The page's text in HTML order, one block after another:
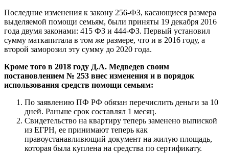
Последние изменения к закону 256-ФЗ, касающиеся размера
выделяемой помощи семьям, были приняты 19 декабря 2016
года двумя законами: 415 ФЗ и 444-ФЗ. Первый установил
сумму маткапитала в том же размере, что и в 2016 году, а
второй заморозил эту сумму до 2020 года.
Кроме того в 2018 году Д.А. Медведев своим
постановлением № 253 внес изменения и в порядок
использования средств помощи семьям:
По заявлению ПФ РФ обязан перечислить деньги за 10
дней. Раньше срок составлял 1 месяц.
Свидетельство на квартиру теперь заменено выпиской
из ЕГРН, ее принимают теперь как
правоустанавливющий документ на жилую площадь,
которая была куплена на средства по сертификату.